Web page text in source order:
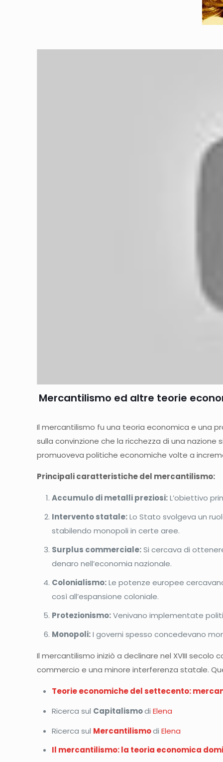
Mercantilismo ed altre teorie
Il mercantilismo fu una teoria economica e una
sulla convinzione che la ricchezza di una
promuoveva politiche economiche volte a
Principali caratteristiche del mercantilismo:
Accumulo di metalli preziosi:L’obiettivo
Intervento statale:Lo Stato svolgeva un
stabilendo monopoli in certe aree.
Surplus commerciale:Si cercava di
denaro nell’economia nazionale.
Colonialismo:Le potenze europee
così all’espansione coloniale.
Protezionismo:Venivano implementate
Monopoli:I governi spesso concedevano
Il mercantilismo iniziò a declinare nel XVIII
commercio e una minore interferenza statale.
Teorie economiche del settecento:
Ricerca sul CapitalismodiElena
Ricerca sul MercantilismodiElena
Il mercantilismo: la teoria economica